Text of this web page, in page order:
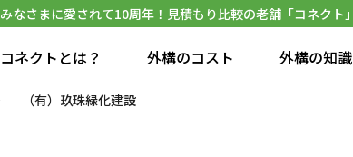
みなさまに愛されて10周年！見積もり比較の老舗「コネクト」
コネクトとは？ 外構のコスト 外構の知識
（有）玖珠緑化建設